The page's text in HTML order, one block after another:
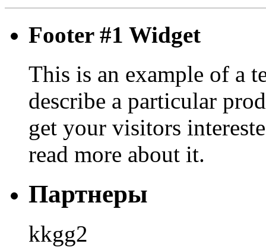
Footer #1 Widget
This is an example of a
describe a particular
get your visitors
read more about it.
Партнеры
kkgg2